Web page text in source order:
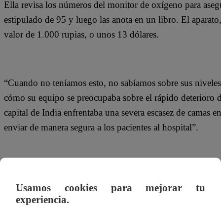
Ella revisa los números del monitor de oxígeno para
estipulado de 95 y luego las anota en un libro. El
valor de 1.000 rupias, o unos 13 dólares.
“Cuando no teníamos esto, no sabíamos sobre sus
cómo su equipo se preocupaba sobre el rápido deterioro
capital de India enfrentaba una severa escasez de camas
enviar de manera segura a los pacientes al hospital”.
personas de manera gratuita, poniéndolos en el centro
asintomáticos o con síntomas leves de coronavirus en sus
Usamos cookies para mejorar tu
experiencia.